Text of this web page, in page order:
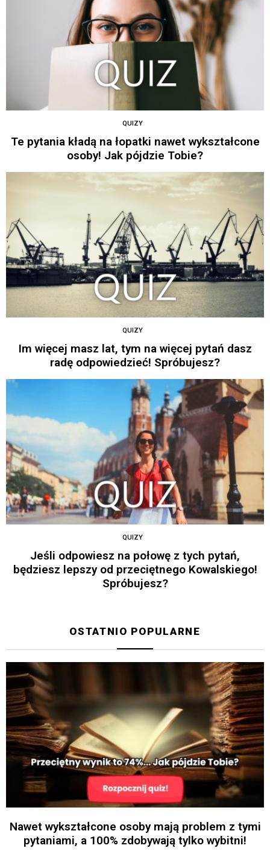
QUIZY
Te pytania kładą na łopatki nawet wykształcone
osoby! Jak pójdzie Tobie?
QUIZY
Im więcej masz lat, tym na więcej pytań dasz
radę odpowiedzieć! Spróbujesz?
QUIZY
Jeśli odpowiesz na połowę z tych pytań,
będziesz lepszy od przeciętnego Kowalskiego!
Spróbujesz?
OSTATNIO POPULARNE
Nawet wykształcone osoby mają problem z tymi
pytaniami, a 100% zdobywają tylko wybitni!